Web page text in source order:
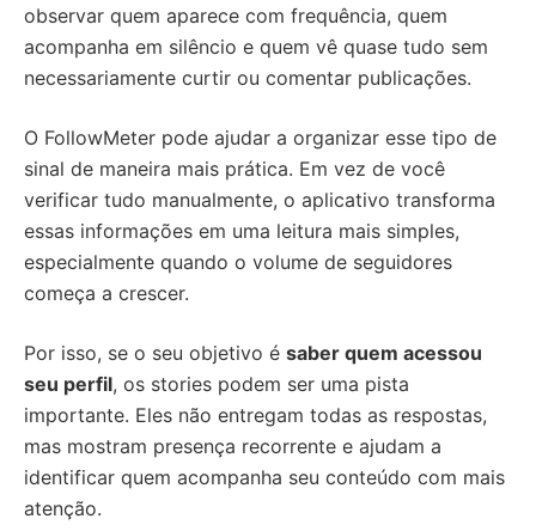
observar quem aparece com frequência, quem
acompanha em silêncio e quem vê quase tudo sem
necessariamente curtir ou comentar publicações.
O FollowMeter pode ajudar a organizar esse tipo de
sinal de maneira mais prática. Em vez de você
verificar tudo manualmente, o aplicativo transforma
essas informações em uma leitura mais simples,
especialmente quando o volume de seguidores
começa a crescer.
Por isso, se o seu objetivo é saber quem acessou
seu perfil, os stories podem ser uma pista
importante. Eles não entregam todas as respostas,
mas mostram presença recorrente e ajudam a
identificar quem acompanha seu conteúdo com mais
atenção.